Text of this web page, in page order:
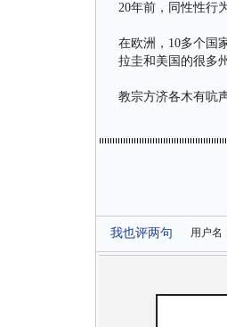
20年前，同性性行
在欧洲，10多个国
拉圭和美国的很多州
教宗方济各木有吭
我也评两句 用户名